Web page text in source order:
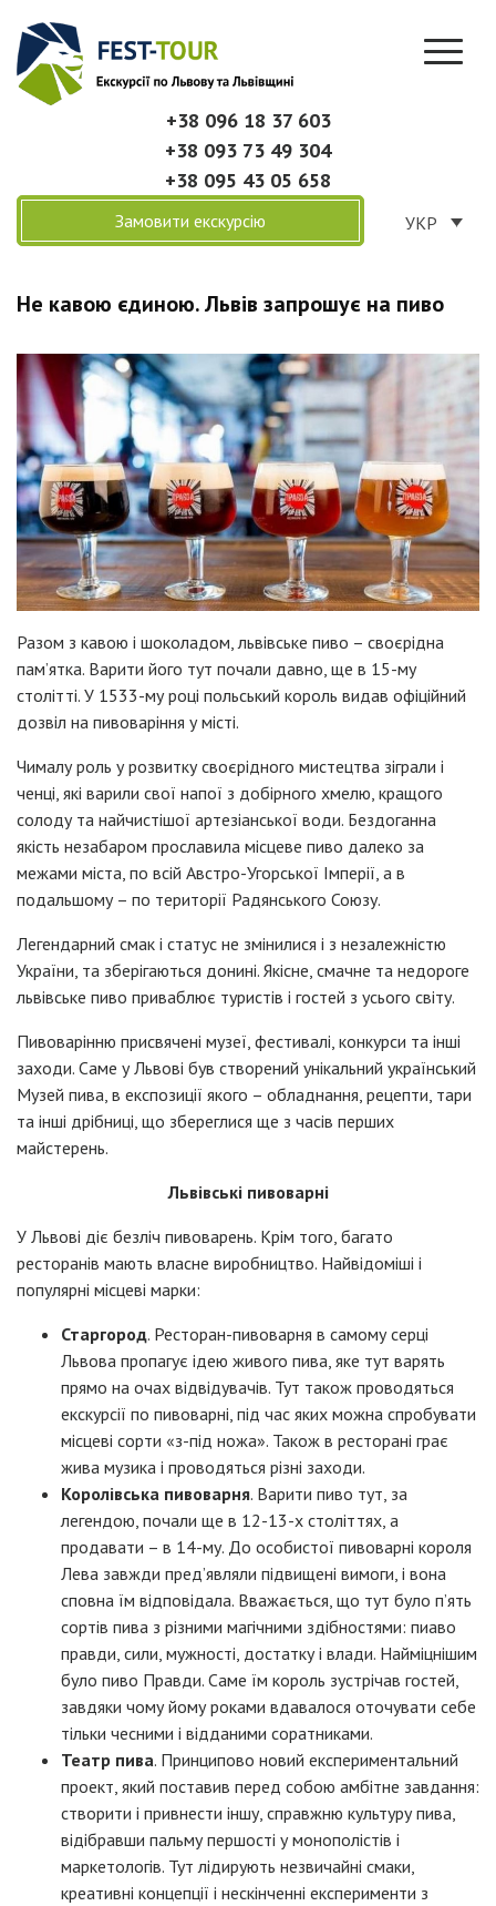
+38 096 18 37 603
+38 093 73 49 304
+38 095 43 05 658
УКР
Замовити екскурсію
Не кавою єдиною. Львів запрошує на пиво
Разом з кавою і шоколадом, львівське пиво – своєрідна
пам’ятка. Варити його тут почали давно, ще в 15-му
столітті. У 1533-му році польський король видав офіційний
дозвіл на пивоваріння у місті.
Чималу роль у розвитку своєрідного мистецтва зіграли і
ченці, які варили свої напої з добірного хмелю, кращого
солоду та найчистішої артезіанської води. Бездоганна
якість незабаром прославила місцеве пиво далеко за
межами міста, по всій Австро-Угорської Імперії, а в
подальшому – по території Радянського Союзу.
Легендарний смак і статус не змінилися і з незалежністю
України, та зберігаються донині. Якісне, смачне та недороге
львівське пиво приваблює туристів і гостей з усього світу.
Пивоварінню присвячені музеї, фестивалі, конкурси та інші
заходи. Саме у Львові був створений унікальний український
Музей пива, в експозиції якого – обладнання, рецепти, тари
та інші дрібниці, що збереглися ще з часів перших
майстерень.
Львівські пивоварні
У Львові діє безліч пивоварень. Крім того, багато
ресторанів мають власне виробництво. Найвідоміші і
популярні місцеві марки:
Старгород. Ресторан-пивоварня в самому серці
Львова пропагує ідею живого пива, яке тут варять
прямо на очах відвідувачів. Тут також проводяться
екскурсії по пивоварні, під час яких можна спробувати
місцеві сорти «з-під ножа». Також в ресторані грає
жива музика і проводяться різні заходи.
Королівська пивоварня. Варити пиво тут, за
легендою, почали ще в 12-13-х століттях, а
продавати – в 14-му. До особистої пивоварні короля
Лева завжди пред’являли підвищені вимоги, і вона
сповна їм відповідала. Вважається, що тут було п’ять
сортів пива з різними магічними здібностями: пиаво
правди, сили, мужності, достатку і влади. Найміцнішим
було пиво Правди. Саме їм король зустрічав гостей,
завдяки чому йому роками вдавалося оточувати себе
тільки чесними і відданими соратниками.
Театр пива. Принципово новий експериментальний
проект, який поставив перед собою амбітне завдання:
створити і привнести іншу, справжню культуру пива,
відібравши пальму першості у монополістів і
маркетологів. Тут лідирують незвичайні смаки,
креативні концепції і нескінченні експерименти з